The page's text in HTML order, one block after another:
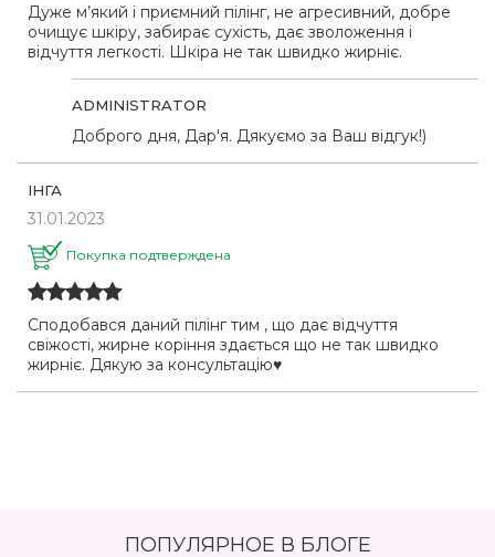
Дуже м’який і приємний пілінг, не агресивний, добре
очищує шкіру, забирає сухість, дає зволоження і
відчуття легкості. Шкіра не так швидко жирніє.
ADMINISTRATOR
Доброго дня, Дар'я. Дякуємо за Ваш відгук!)
ІНГА
31.01.2023
Покупка подтверждена
Сподобався даний пілінг тим , що дає відчуття
свіжості, жирне коріння здається що не так швидко
жирніє. Дякую за консультацію♥️
ПОПУЛЯРНОЕ В БЛОГЕ